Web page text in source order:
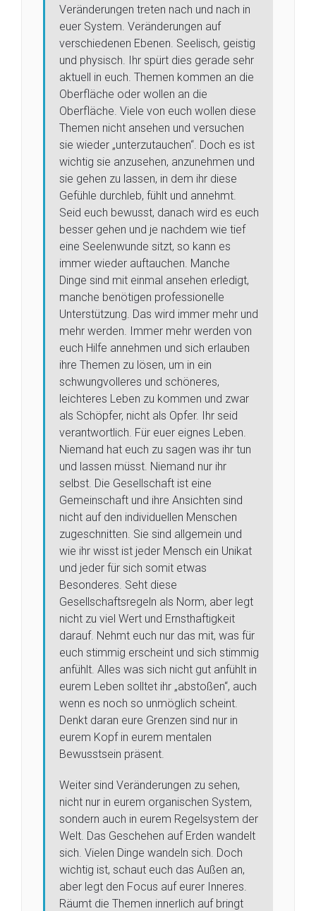
Veränderungen treten nach und nach in
euer System. Veränderungen auf
verschiedenen Ebenen. Seelisch, geistig
und physisch. Ihr spürt dies gerade sehr
aktuell in euch. Themen kommen an die
Oberfläche oder wollen an die
Oberfläche. Viele von euch wollen diese
Themen nicht ansehen und versuchen
sie wieder „unterzutauchen“. Doch es ist
wichtig sie anzusehen, anzunehmen und
sie gehen zu lassen, in dem ihr diese
Gefühle durchleb, fühlt und annehmt.
Seid euch bewusst, danach wird es euch
besser gehen und je nachdem wie tief
eine Seelenwunde sitzt, so kann es
immer wieder auftauchen. Manche
Dinge sind mit einmal ansehen erledigt,
manche benötigen professionelle
Unterstützung. Das wird immer mehr und
mehr werden. Immer mehr werden von
euch Hilfe annehmen und sich erlauben
ihre Themen zu lösen, um in ein
schwungvolleres und schöneres,
leichteres Leben zu kommen und zwar
als Schöpfer, nicht als Opfer. Ihr seid
verantwortlich. Für euer eignes Leben.
Niemand hat euch zu sagen was ihr tun
und lassen müsst. Niemand nur ihr
selbst. Die Gesellschaft ist eine
Gemeinschaft und ihre Ansichten sind
nicht auf den individuellen Menschen
zugeschnitten. Sie sind allgemein und
wie ihr wisst ist jeder Mensch ein Unikat
und jeder für sich somit etwas
Besonderes. Seht diese
Gesellschaftsregeln als Norm, aber legt
nicht zu viel Wert und Ernsthaftigkeit
darauf. Nehmt euch nur das mit, was für
euch stimmig erscheint und sich stimmig
anfühlt. Alles was sich nicht gut anfühlt in
eurem Leben solltet ihr „abstoßen“, auch
wenn es noch so unmöglich scheint.
Denkt daran eure Grenzen sind nur in
eurem Kopf in eurem mentalen
Bewusstsein präsent.
Weiter sind Veränderungen zu sehen,
nicht nur in eurem organischen System,
sondern auch in eurem Regelsystem der
Welt. Das Geschehen auf Erden wandelt
sich. Vielen Dinge wandeln sich. Doch
wichtig ist, schaut euch das Außen an,
aber legt den Focus auf eurer Inneres.
Räumt die Themen innerlich auf bringt